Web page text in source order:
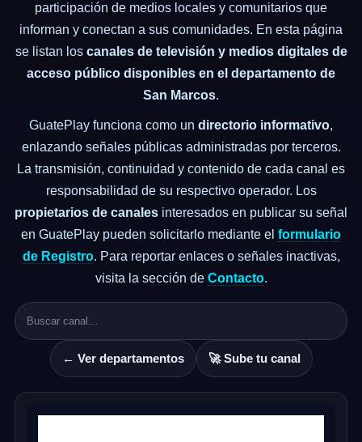
participación de medios locales y comunitarios que
informan y conectan a sus comunidades. En esta página
se listan los canales de televisión y medios digitales de
acceso público disponibles en el departamento de
San Marcos.
GuatePlay funciona como un directorio informativo,
enlazando señales públicas administradas por terceros.
La transmisión, continuidad y contenido de cada canal es
responsabilidad de su respectivo operador. Los
propietarios de canales interesados en publicar su señal
en GuatePlay pueden solicitarlo mediante el formulario
de Registro. Para reportar enlaces o señales inactivas,
visita la sección de Contacto.
← Ver departamentos 🚀 Sube tu canal